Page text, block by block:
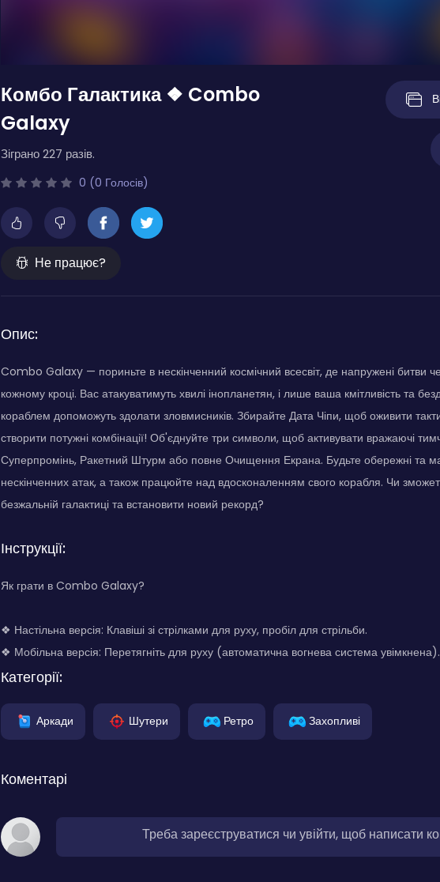
Комбо Галактика ❖ Combo
Galaxy
Зіграно 227 разів.
0 (0 Голосів)
Не працює?
Опис:
Combo Galaxy — пориньте в нескінченний космічний всесвіт, де напружені битви
кожному кроці. Вас атакуватимуть хвилі інопланетян, і лише ваша кмітливість та
кораблем допоможуть здолати зловмисників. Збирайте Дата Чіпи, щоб оживити
створити потужні комбінації! Об'єднуйте три символи, щоб активувати вражаючі
Суперпромінь, Ракетний Штурм або повне Очищення Екрана. Будьте обережні та
нескінченних атак, а також працюйте над вдосконаленням свого корабля. Чи
безжальній галактиці та встановити новий рекорд?
Інструкції:
Як грати в Combo Galaxy?
❖ Настільна версія: Клавіші зі стрілками для руху, пробіл для стрільби.
❖ Мобільна версія: Перетягніть для руху (автоматична вогнева система увімкнена).
Категорії:
Аркади Шутери Ретро Захопливі
Коментарі
Треба зареєструватися чи увійти, щоб написати